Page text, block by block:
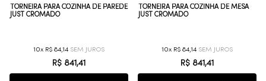
TORNEIRA PARA COZINHA DE PAREDE
JUST CROMADO
10 R$ 84,14
R$ 841 ,41
TORNEIRA PARA COZINHA DE MESA
JUST CROMADO
10 R$ 84,14
R$ 841 ,41